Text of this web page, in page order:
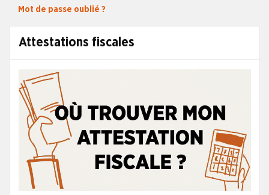
Attestations fiscales
Mot de passe oublié ?